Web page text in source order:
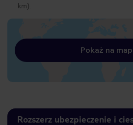
km).
Pokaż na
Rozszerz ubezpieczenie i